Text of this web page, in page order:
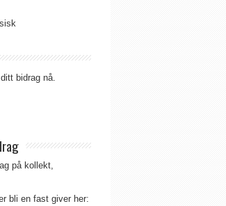
bidrag nå.
på kollekt,
bli en fast giver her: